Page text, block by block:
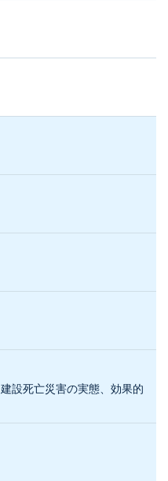
設死亡災害の実態、効果的